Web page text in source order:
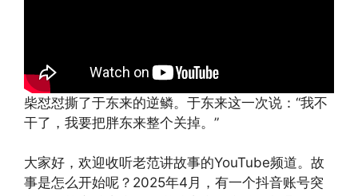
柴怼怼撕了于东来的逆鳞。于东来这一次说：“我不
干了，我要把胖东来整个关掉。”
大家好，欢迎收听老范讲故事的YouTube频道。故
事是怎么开始呢？2025年4月，有一个抖音账号突